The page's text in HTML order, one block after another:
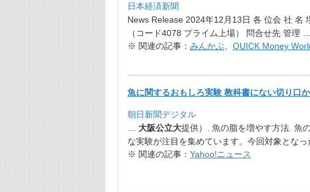
日本経済新聞
News Release 2024年12月13日 各 位会 社 名
（コード4078 プライム上場） 問合せ先 管理 …
※ 関連の記事： みんかぶ QUICK Money
魚に関するおもしろ実験 教科書にない切り口
朝日新聞デジタル
… 大阪公立大提供）. 魚の脂を増やす方法. 魚
な実験が注目を集めています。今回対象とな
※ 関連の記事： Yahoo!ニュース